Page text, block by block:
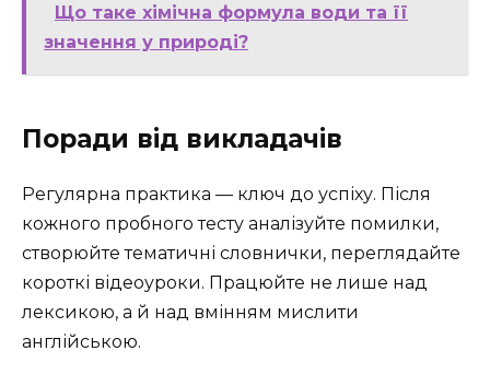
Що таке хімічна формула води та її
значення у природі?
Поради від викладачів
Регулярна практика — ключ до успіху. Після
кожного пробного тесту аналізуйте помилки,
створюйте тематичні словнички, переглядайте
короткі відеоуроки. Працюйте не лише над
лексикою, а й над вмінням мислити
англійською.